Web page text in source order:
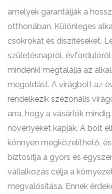
amelyek garantálják a
otthonában. Különleges
csokrokat és díszítéseket.
születésnapról,
mindenki megtalálja az
megoldást. A virágbolt az
rendelkezik szezonális
arra, hogy a vásárlók
növényeket kapják. A bolt
könnyen megközelíthető,
biztosítja a gyors és
vállalkozás célja a
megvalósítása. Ennek